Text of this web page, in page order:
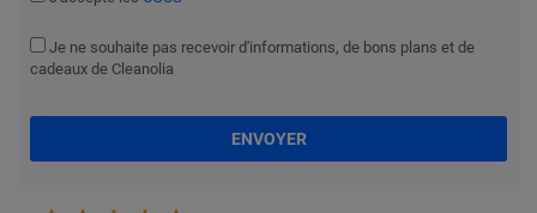
Je ne souhaite pas recevoir d'informations, de bons plans et de
cadeaux de Cleanolia
ENVOYER